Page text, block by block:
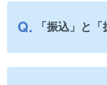
「振込」と